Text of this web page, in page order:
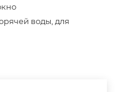
воды, для